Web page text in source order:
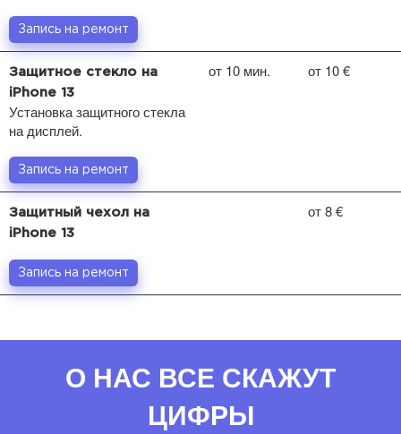
Запись на ремонт
Защитное стекло на
iPhone 13
Установка защитного стекла
на дисплей.
от 10 мин. от 10 €
Запись на ремонт
Защитный чехол на
iPhone 13
от 8 €
Запись на ремонт
О НАС ВСЕ СКАЖУТ
ЦИФРЫ